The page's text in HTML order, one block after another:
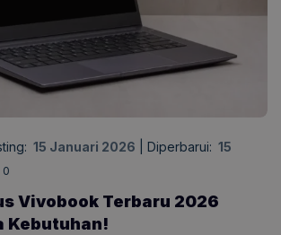
15 Januari 2026 Diperbarui: 15
0
Vivobook Terbaru 2026
Kebutuhan!